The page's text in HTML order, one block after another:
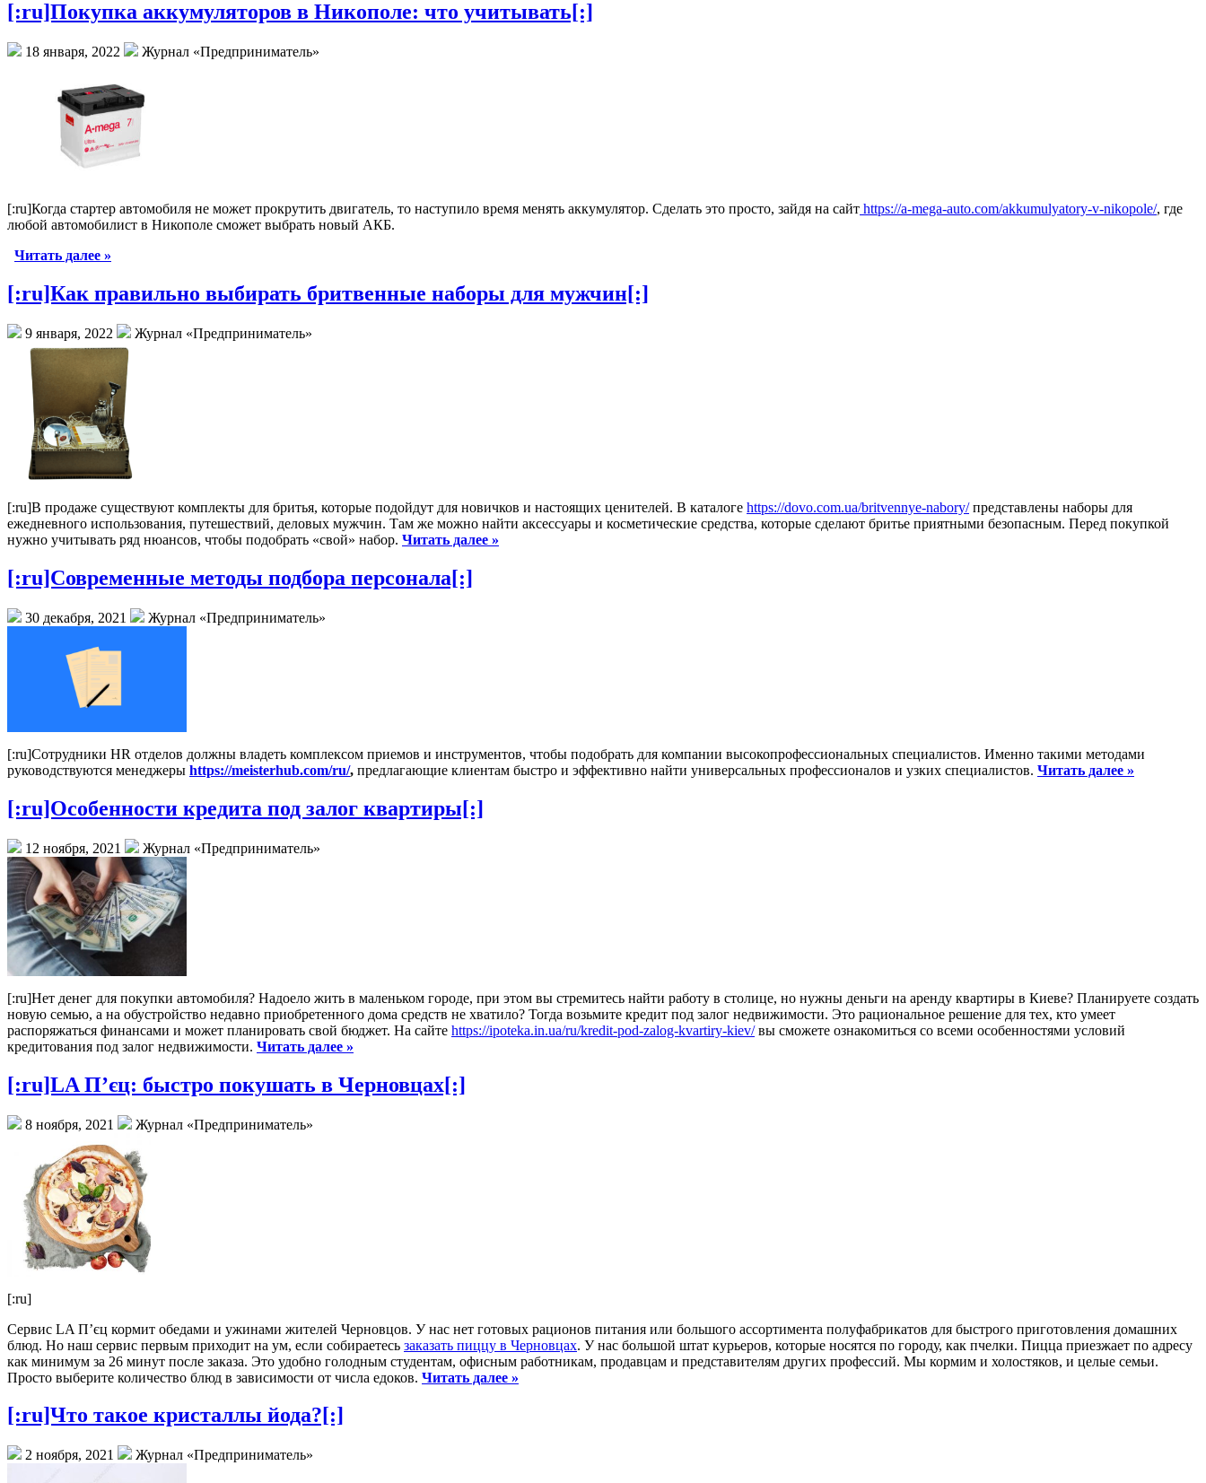
[:ru]Покупка аккумуляторов в Никополе: что учитывать[:]
18 января, 2022 Журнал «Предприниматель»
[:ru]Когда стартер автомобиля не может прокрутить двигатель, то наступило время менять аккумулятор. Cделать это просто, зайдя на сайт https://a-mega-auto.com/akkumulyatory-v-nikopole/, где
любой автомобилист в Никополе сможет выбрать новый АКБ.
Читать далее »
[:ru]Как правильно выбирать бритвенные наборы для мужчин[:]
9 января, 2022 Журнал «Предприниматель»
[:ru]В продаже существуют комплекты для бритья, которые подойдут для новичков и настоящих ценителей. В каталоге https://dovo.com.ua/britvennye-nabory/представлены наборы для
ежедневного использования, путешествий, деловых мужчин. Там же можно найти аксессуары и косметические средства, которые сделают бритье приятными безопасным. Перед покупкой
нужно учитывать ряд нюансов, чтобы подобрать «свой» набор. Читать далее »
[:ru]Современные методы подбора персонала[:]
30 декабря, 2021 Журнал «Предприниматель»
[:ru]Сотрудники HR отделов должны владеть комплексом приемов и инструментов, чтобы подобрать для компании высокопрофессиональных специалистов. Именно такими методами
руководствуются менеджеры https://meisterhub.com/ru/, предлагающие клиентам быстро и эффективно найти универсальных профессионалов и узких специалистов. Читать далее »
[:ru]Особенности кредита под залог квартиры[:]
12 ноября, 2021 Журнал «Предприниматель»
[:ru]Нет денег для покупки автомобиля? Надоело жить в маленьком городе, при этом вы стремитесь найти работу в столице, но нужны деньги на аренду квартиры в Киеве? Планируете создать
новую семью, а на обустройство недавно приобретенного дома средств не хватило? Тогда возьмите кредит под залог недвижимости. Это рациональное решение для тех, кто умеет
распоряжаться финансами и может планировать свой бюджет. На сайте https://ipoteka.in.ua/ru/kredit-pod-zalog-kvartiry-kiev/вы сможете ознакомиться со всеми особенностями условий
кредитования под залог недвижимости. Читать далее »
[:ru]LA П’єц: быстро покушать в Черновцах[:]
8 ноября, 2021 Журнал «Предприниматель»
[:ru]
Сервис LA П’єц кормит обедами и ужинами жителей Черновцов. У нас нет готовых рационов питания или большого ассортимента полуфабрикатов для быстрого приготовления домашних
блюд. Но наш сервис первым приходит на ум, если собираетесь заказать пиццу в Черновцах. У нас большой штат курьеров, которые носятся по городу, как пчелки. Пицца приезжает по адресу
как минимум за 26 минут после заказа. Это удобно голодным студентам, офисным работникам, продавцам и представителям других профессий. Мы кормим и холостяков, и целые семьи.
Просто выберите количество блюд в зависимости от числа едоков. Читать далее »
[:ru]Что такое кристаллы йода?[:]
2 ноября, 2021 Журнал «Предприниматель»